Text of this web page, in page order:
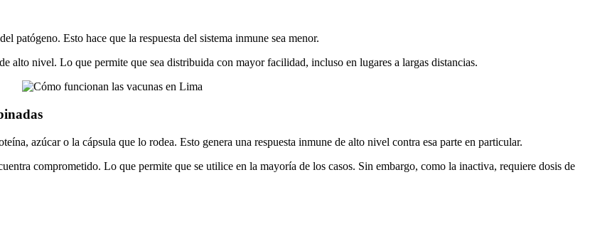
patógeno. Esto hace que la respuesta del sistema inmune sea menor.
alto nivel. Lo que permite que sea distribuida con mayor facilidad, incluso en lugares a largas distancias.
azúcar o la cápsula que lo rodea. Esto genera una respuesta inmune de alto nivel contra esa parte en particular.
comprometido. Lo que permite que se utilice en la mayoría de los casos. Sin embargo, como la inactiva, requiere dosis de